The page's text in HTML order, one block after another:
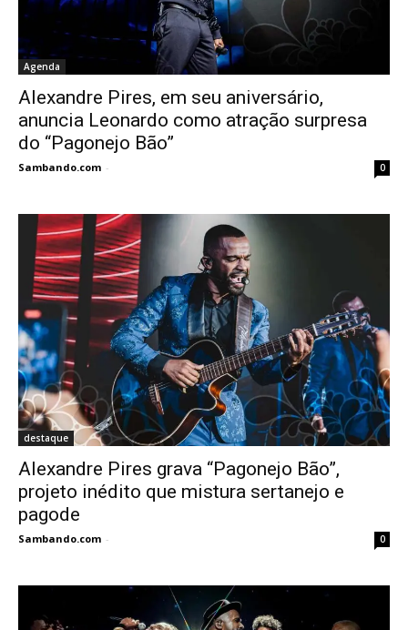
Agenda
Alexandre Pires, em seu aniversário,
anuncia Leonardo como atração surpresa
do “Pagonejo Bão”
Sambando.com - 0
destaque
Alexandre Pires grava “Pagonejo Bão”,
projeto inédito que mistura sertanejo e
pagode
Sambando.com - 0